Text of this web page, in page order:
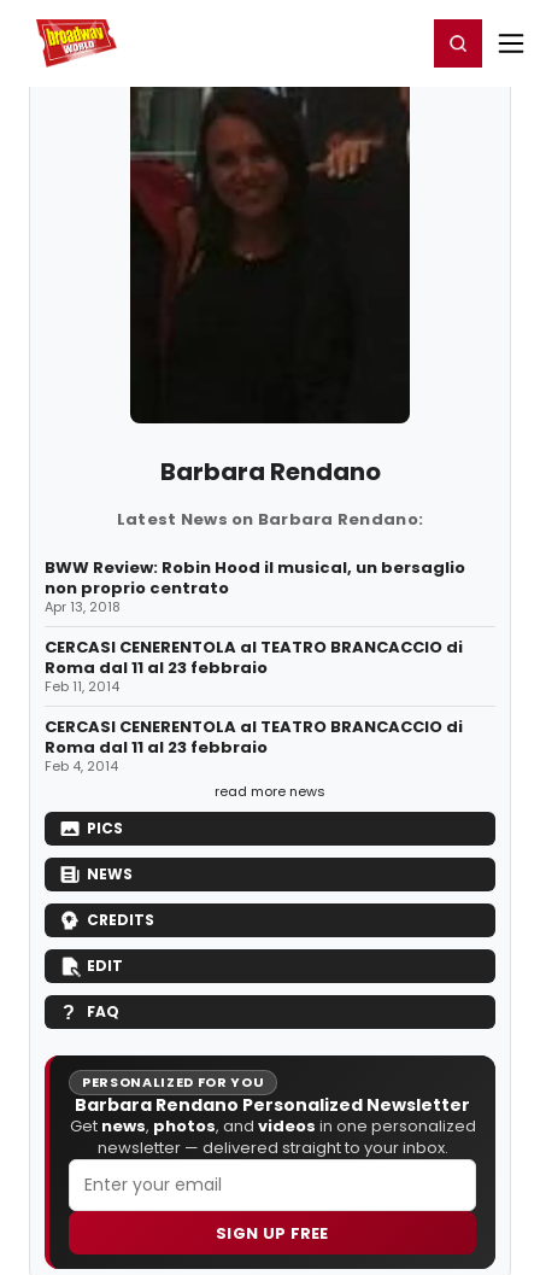
Home For You Register/Login
Barbara Rendano
Latest News on Barbara Rendano:
BWW Review: Robin Hood il musical, un bersaglio
non proprio centrato
Apr 13, 2018
CERCASI CENERENTOLA al TEATRO BRANCACCIO di
Roma dal 11 al 23 febbraio
Feb 11, 2014
CERCASI CENERENTOLA al TEATRO BRANCACCIO di
Roma dal 11 al 23 febbraio
Feb 4, 2014
read more news
PICS
NEWS
CREDITS
EDIT
FAQ
PERSONALIZED FOR YOU
Barbara Rendano Personalized Newsletter
Get news, photos, and videos in one personalized
newsletter — delivered straight to your inbox.
SIGN UP FREE